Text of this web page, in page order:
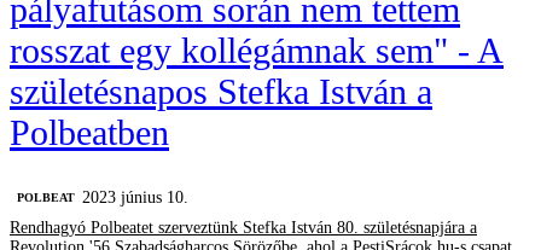
pályafutásom során nem tettem
rosszat egy kollégámnak sem" - A
születésnapos Stefka István a
Polbeatben
‎POLBEAT 2023 június 10.
Rendhagyó Polbeatet szerveztünk Stefka István 80. születésnapjára a